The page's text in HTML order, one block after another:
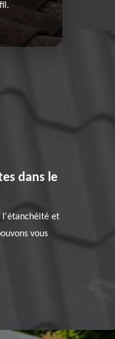
dans le
l'étanchéité et
vous